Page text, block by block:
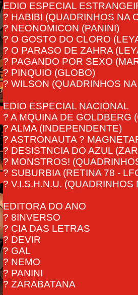
EDIO ESPECIAL
? HABIBI (QUADRINHOS NA
? NEONOMICON (PANINI)
? O GOSTO DO CLORO
? O PARASO DE ZAHRA
? PAGANDO POR SEXO
? PINQUIO (GLOBO)
? WILSON (QUADRINHOS
EDIO ESPECIAL NACIONAL
? A MQUINA DE GOLDBERG
? ALMA (INDEPENDENTE)
? ASTRONAUTA ?
? DESISTNCIA DO AZUL
? MONSTROS!
? SUBURBIA (RETINA 78 -
? V.I.S.H.N.U. (QUADRINHOS
EDITORA DO ANO
? 8INVERSO
? CIA DAS LETRAS
? DEVIR
? GAL
? NEMO
? PANINI
? ZARABATANA